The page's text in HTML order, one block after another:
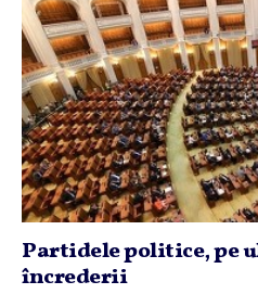
Partidele politice, pe
încrederii